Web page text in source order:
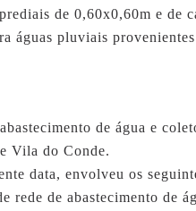
de 0,60x0,60m e de
águas pluviais
de água e
Vila do Conde.
data, envolveu os
rede de abastecimento de